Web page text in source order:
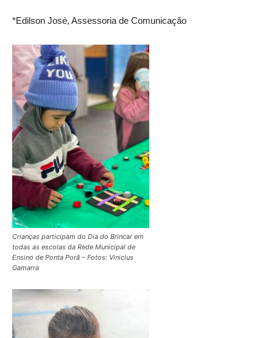
*Edilson José, Assessoria de Comunicação
Crianças participam do Dia do Brincar em
todas as escolas da Rede Municipal de
Ensino de Ponta Porã – Fotos: Vinicius
Gamarra